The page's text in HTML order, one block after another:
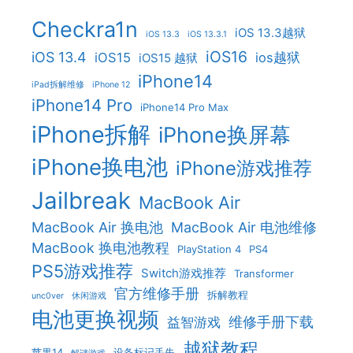
Checkra1n iOS 13.3 iOS 13.3.1 iOS 13.3越狱
iOS 13.4 iOS15 iOS15 越狱 iOS16 ios越狱
iPad拆解维修 iPhone 12 iPhone14
iPhone14 Pro iPhone14 Pro Max
iPhone拆解 iPhone换屏幕
iPhone换电池 iPhone游戏推荐
Jailbreak MacBook Air
MacBook Air 换电池 MacBook Air 电池维修
MacBook 换电池教程
PlayStation 4 PS4
PS5游戏推荐 Switch游戏推荐 Transformer
unc0ver 休闲游戏 官方维修手册 拆解教程
电池更换视频 益智游戏 维修手册下载